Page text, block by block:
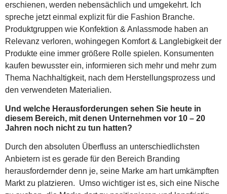
erschienen, werden nebensächlich und umgekehrt. Ich
spreche jetzt einmal explizit für die Fashion Branche.
Produktgruppen wie Konfektion & Anlassmode haben an
Relevanz verloren, wohingegen Komfort & Langlebigkeit der
Produkte eine immer größere Rolle spielen. Konsumenten
kaufen bewusster ein, informieren sich mehr und mehr zum
Thema Nachhaltigkeit, nach dem Herstellungsprozess und
den verwendeten Materialien.
Und welche Herausforderungen sehen Sie heute in
diesem Bereich, mit denen Unternehmen vor 10 – 20
Jahren noch nicht zu tun hatten?
Durch den absoluten Überfluss an unterschiedlichsten
Anbietern ist es gerade für den Bereich Branding
herausfordernder denn je, seine Marke am hart umkämpften
Markt zu platzieren. Umso wichtiger ist es, sich eine Nische